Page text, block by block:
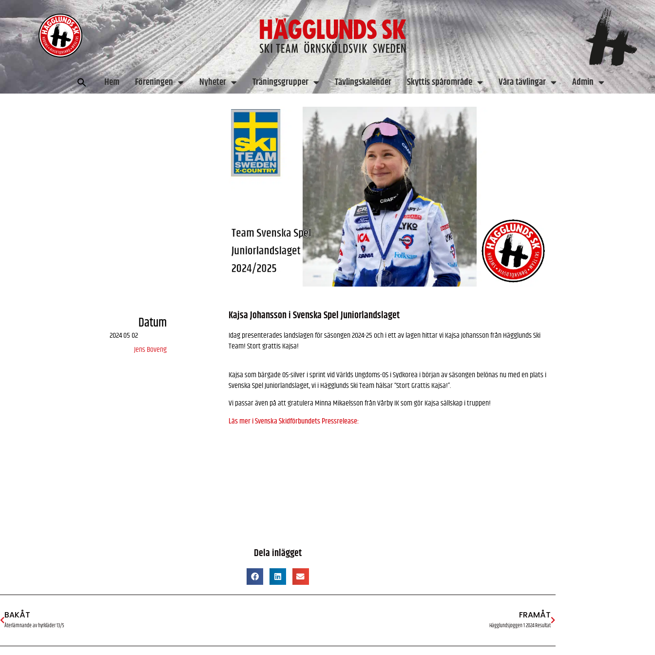
Sök
efter: Hem Föreningen Nyheter Träningsgrupper Tävlingskalender Skyttis spårområde Våra tävlingar Admin
Datum
2024 05 02
Jens Boveng
Kajsa Johansson i Svenska Spel Juniorlandslaget
Idag presenterades landslagen för säsongen 2024-25 och i ett av lagen hittar vi Kajsa Johansson från Hägglunds Ski
Team! Stort grattis Kajsa!
Kajsa som bärgade OS-silver i sprint vid Världs Ungdoms-OS i Sydkorea i början av säsongen belönas nu med en plats i
Svenska Spel Juniorlandslaget, vi i Hägglunds Ski Team hälsar “Stort Grattis Kajsa!”.
Vi passar även på att gratulera Minna Mikaelsson från Vårby IK som gör Kajsa sällskap i truppen!
Läs mer i Svenska Skidförbundets Pressrelease:
Dela inlägget
BAKÅT
Återlämnande av hyrkläder 13/5
FRAMÅT
Hägglundsjoggen 1 2024 Resultat